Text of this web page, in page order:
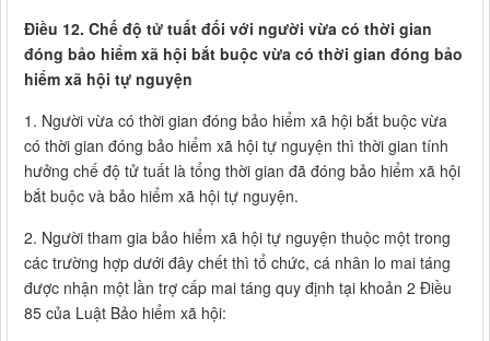
Điều 12. Chế độ tử tuất đối với người vừa có thời gian
đóng bảo hiểm xã hội bắt buộc vừa có thời gian đóng bảo
hiểm xã hội tự nguyện
1. Người vừa có thời gian đóng bảo hiểm xã hội bắt buộc vừa
có thời gian đóng bảo hiểm xã hội tự nguyện thì thời gian tính
hưởng chế độ tử tuất là tổng thời gian đã đóng bảo hiểm xã hội
bắt buộc và bảo hiểm xã hội tự nguyện.
2. Người tham gia bảo hiểm xã hội tự nguyện thuộc một trong
các trường hợp dưới đây chết thì tổ chức, cá nhân lo mai táng
được nhận một lần trợ cấp mai táng quy định tại khoản 2 Điều
85 của Luật Bảo hiểm xã hội: